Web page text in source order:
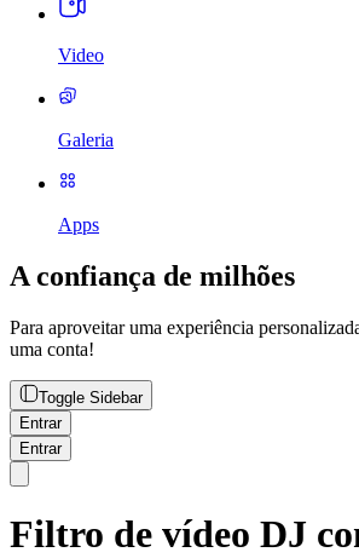
Video
Galeria
Apps
A confiança de milhões
Para aproveitar uma experiência
uma conta!
Toggle Sidebar
Entrar
Entrar
Filtro de vídeo DJ